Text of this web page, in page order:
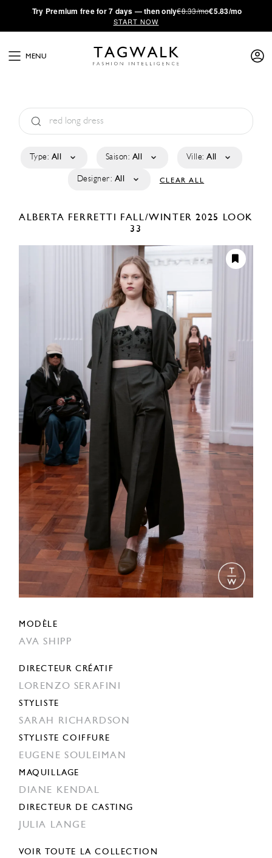
·Try Premium free for 7 days — then only€8.33/mo€5.83/mo
START NOW
MENU
Type: All Saison: All Ville: All
Designer: All CLEAR ALL
ALBERTA FERRETTI FALL/WINTER 2025
LOOK
33
MODÈLE
AVA SHIPP
DIRECTEUR CRÉATIF
LORENZO SERAFINI
STYLISTE
SARAH RICHARDSON
STYLISTE COIFFURE
EUGENE SOULEIMAN
MAQUILLAGE
DIANE KENDAL
DIRECTEUR DE CASTING
JULIA LANGE
VOIR TOUTE LA COLLECTION